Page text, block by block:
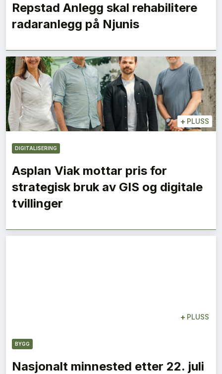
Repstad Anlegg skal rehabilitere
radaranlegg på Njunis
+ PLUSS
DIGITALISERING
Asplan Viak mottar pris for
strategisk bruk av GIS og digitale
tvillinger
+ PLUSS
BYGG
Nasjonalt minnested etter 22. juli